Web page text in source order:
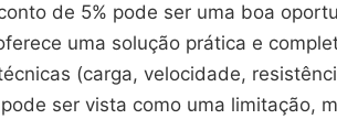
de 5% pode ser uma boa
uma solução prática e
(carga, velocidade,
ser vista como uma limitação,